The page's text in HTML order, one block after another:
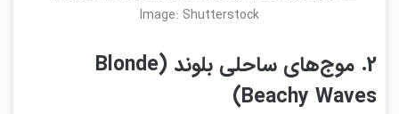
Image: Shutterstock
2. موج‌های ساحلی بلوند (Blonde
Beachy Waves)